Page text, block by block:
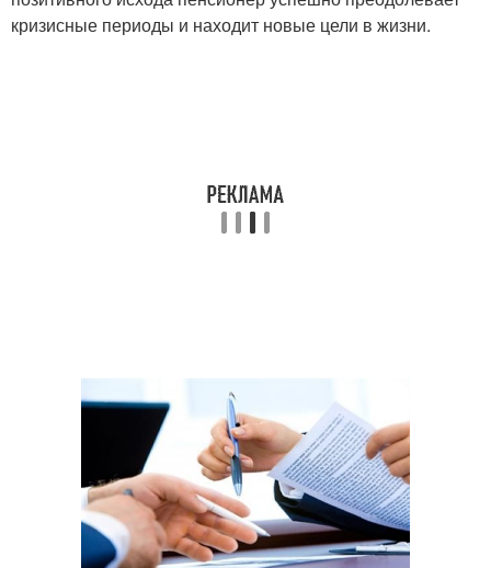
кризисные периоды и находит новые цели в жизни.